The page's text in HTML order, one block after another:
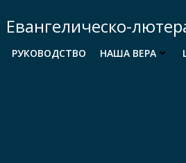
Евангелическо-
РУКОВОДСТВО НАША ВЕРА